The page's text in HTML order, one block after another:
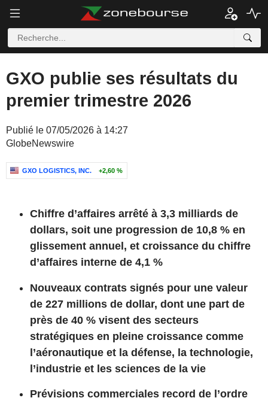
GXO publie ses résultats du
premier trimestre 2026
Publié le 07/05/2026 à 14:27
GlobeNewswire
GXO LOGISTICS, INC. +2,60 %
Chiffre d’affaires arrêté à 3,3 milliards de
dollars, soit une progression de 10,8 % en
glissement annuel, et croissance du chiffre
d’affaires interne de 4,1 %
Nouveaux contrats signés pour une valeur
de 227 millions de dollar, dont une part de
près de 40 % visent des secteurs
stratégiques en pleine croissance comme
l’aéronautique et la défense, la technologie,
l’industrie et les sciences de la vie
Prévisions commerciales record de l’ordre